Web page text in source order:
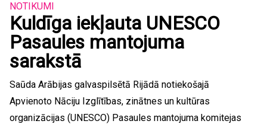
NOTIKUMI
Kuldīga iekļauta UNESCO
Pasaules mantojuma
sarakstā
Saūda Arābijas galvaspilsētā Rijādā notiekošajā
Apvienoto Nāciju Izglītības, zinātnes un kultūras
organizācijas (UNESCO) Pasaules mantojuma komitejas